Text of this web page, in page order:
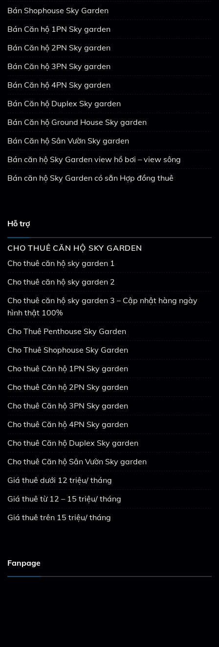
Bán Shophouse Sky Garden
Bán Căn hộ 1PN Sky garden
Bán Căn hộ 2PN Sky garden
Bán Căn hộ 3PN Sky garden
Bán Căn hộ 4PN Sky garden
Bán Căn hộ Duplex Sky garden
Bán Căn hộ Ground House Sky garden
Bán Căn hộ Sân Vườn Sky garden
Bán căn hộ Sky Garden view hồ bơi – view sông
Bán căn hộ Sky Garden có sẵn Hợp đồng thuê
Hỗ trợ
CHO THUÊ CĂN HỘ SKY GARDEN
Cho thuê căn hộ sky garden 1
Cho thuê căn hộ sky garden 2
Cho thuê căn hộ sky garden 3 – Cập nhật hàng ngày
hình thật 100%
Cho Thuê Penthouse Sky Garden
Cho Thuê Shophouse Sky Garden
Cho thuê Căn hộ 1PN Sky garden
Cho thuê Căn hộ 2PN Sky garden
Cho thuê Căn hộ 3PN Sky garden
Cho thuê Căn hộ 4PN Sky garden
Cho thuê Căn hộ Duplex Sky garden
Cho thuê Căn hộ Sân Vườn Sky garden
Giá thuê dưới 12 triệu/ tháng
Giá thuê từ 12 – 15 triệu/ tháng
Giá thuê trên 15 triệu/ tháng
Fanpage